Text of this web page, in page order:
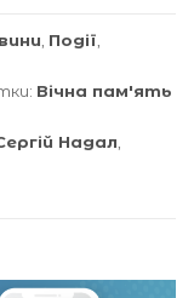
Події
Вічна пам'ять
Надал